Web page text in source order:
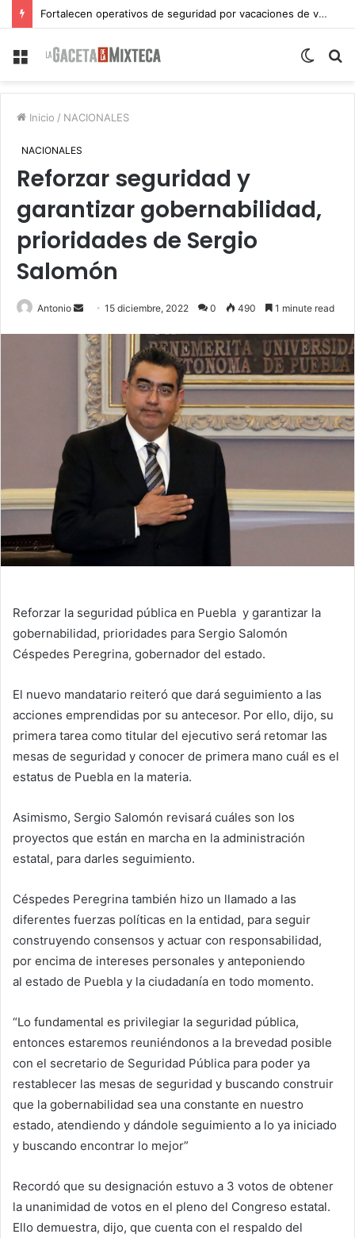
Fortalecen operativos de seguridad por vacaciones de verano en Atlixco
Menu
Switch
Inicio / NACIONALES
NACIONALES
Reforzar seguridad y
garantizar gobernabilidad,
prioridades de Sergio
Salomón
Antonio
Send
email
15 diciembre, 2022 0 490 1 minute read
Reforzar la seguridad pública en Puebla y garantizar la
gobernabilidad, prioridades para Sergio Salomón
Céspedes Peregrina, gobernador del estado.
El nuevo mandatario reiteró que dará seguimiento a las
acciones emprendidas por su antecesor. Por ello, dijo, su
primera tarea como titular del ejecutivo será retomar las
mesas de seguridad y conocer de primera mano cuál es el
estatus de Puebla en la materia.
Asimismo, Sergio Salomón revisará cuáles son los
proyectos que están en marcha en la administración
estatal, para darles seguimiento.
Céspedes Peregrina también hizo un llamado a las
diferentes fuerzas políticas en la entidad, para seguir
construyendo consensos y actuar con responsabilidad,
por encima de intereses personales y anteponiendo
al estado de Puebla y la ciudadanía en todo momento.
“Lo fundamental es privilegiar la seguridad pública,
entonces estaremos reuniéndonos a la brevedad posible
con el secretario de Seguridad Pública para poder ya
restablecer las mesas de seguridad y buscando construir
que la gobernabilidad sea una constante en nuestro
estado, atendiendo y dándole seguimiento a lo ya iniciado
y buscando encontrar lo mejor”
Recordó que su designación estuvo a 3 votos de obtener
la unanimidad de votos en el pleno del Congreso estatal.
Ello demuestra, dijo, que cuenta con el respaldo del